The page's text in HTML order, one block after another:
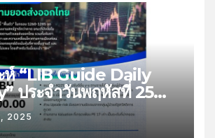
ห์ “LIB Guide Daily
ประจำวันพฤหัสที่ 25
หัวข้อ “ติดตามยอด
”
2025